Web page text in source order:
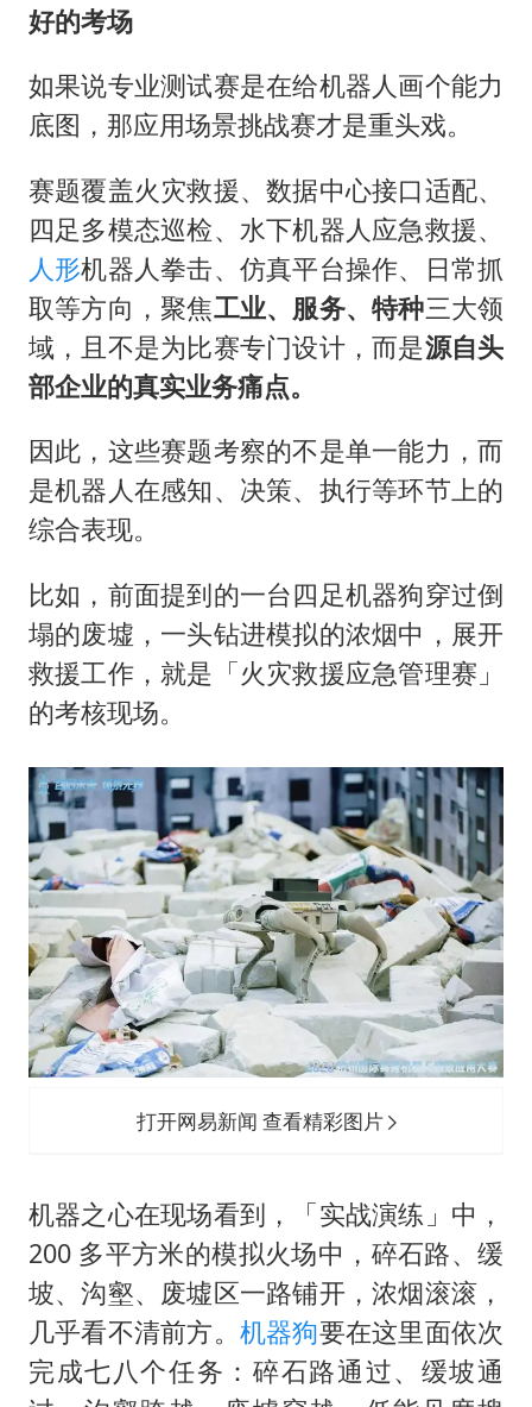
好的考场
如果说专业测试赛是在给机器人画个能力
底图，那应用场景挑战赛才是重头戏。
赛题覆盖火灾救援、数据中心接口适配、
四足多模态巡检、水下机器人应急救援、
人形机器人拳击、仿真平台操作、日常抓
取等方向，聚焦工业、服务、特种三大领
域，且不是为比赛专门设计，而是源自头
部企业的真实业务痛点。
因此，这些赛题考察的不是单一能力，而
是机器人在感知、决策、执行等环节上的
综合表现。
比如，前面提到的一台四足机器狗穿过倒
塌的废墟，一头钻进模拟的浓烟中，展开
救援工作，就是「火灾救援应急管理赛」
的考核现场。
打开网易新闻 查看精彩图片
机器之心在现场看到，「实战演练」中，
200 多平方米的模拟火场中，碎石路、缓
坡、沟壑、废墟区一路铺开，浓烟滚滚，
几乎看不清前方。 机器狗要在这里面依次
完成七八个任务：碎石路通过、缓坡通